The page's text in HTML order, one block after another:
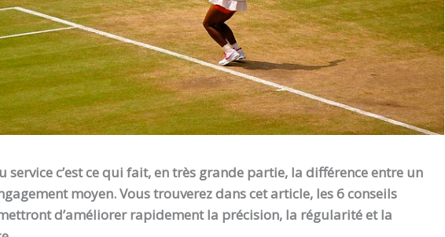
service c’est ce qui fait, en très grande partie, la différence entre un
moyen. Vous trouverez dans cet article, les 6 conseils
d’améliorer rapidement la précision, la régularité et la